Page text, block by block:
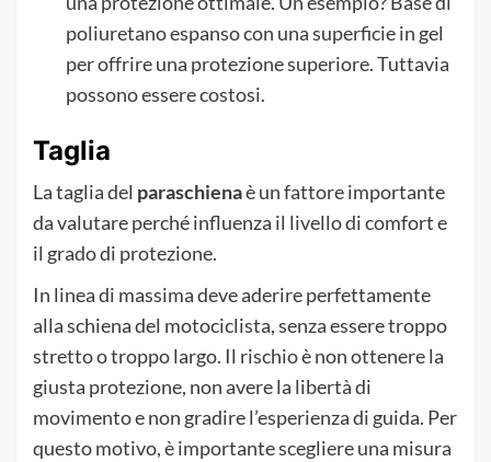
poliuretano espanso con una superficie in gel
per offrire una protezione superiore. Tuttavia
possono essere costosi.
Taglia
La taglia del paraschienaè un fattore importante
da valutare perché influenza il livello di comfort e
il grado di protezione.
In linea di massima deve aderire perfettamente
alla schiena del motociclista, senza essere troppo
stretto o troppo largo. Il rischio è non ottenere la
giusta protezione, non avere la libertà di
movimento e non gradire l’esperienza di guida. Per
questo motivo, è importante scegliere una misura